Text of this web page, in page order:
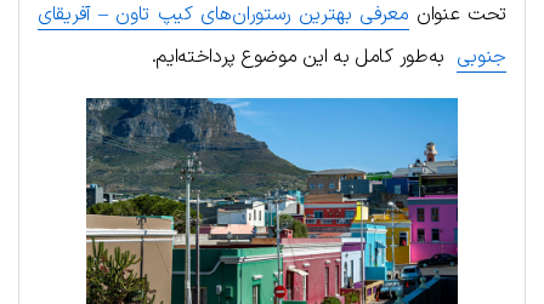
تحت عنوان معرفی بهترین رستوران‌های کیپ تاون – آفریقای
جنوبی به‌طور کامل به این موضوع پرداخته‌ایم.